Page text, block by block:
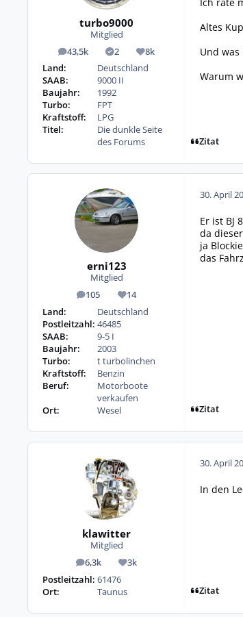
turbo9000
Mitglied
43,5k
Beiträge 2
Lösungen
8k
Reputation
Land:
Deutschland
SAAB:
9000 II
Baujahr:
1992
Turbo:
FPT
Kraftstoff:
LPG
Titel:
Die dunkle Seite
des Forums
Ich rate
Altes
Und
Warum
Zitat
erni123
Mitglied
105
Beiträge 14
Reputation
Land:
Deutschland
Postleitzahl: 46485
SAAB:
9-5 I
Baujahr:
2003
Turbo:
t turbolinchen
Kraftstoff:
Benzin
Beruf:
Motorboote
verkaufen
Ort:
Wesel
30. April
Er ist BJ
da
ja
das
Zitat
klawitter
Mitglied
6,3k
Beiträge 3k
Reputation
Postleitzahl: 61476
Ort:
Taunus
30. April
In den
Zitat